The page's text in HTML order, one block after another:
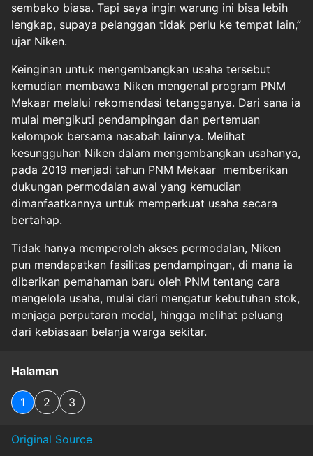
sembako biasa. Tapi saya ingin warung ini bisa lebih
lengkap, supaya pelanggan tidak perlu ke tempat lain,”
ujar Niken.
Keinginan untuk mengembangkan usaha tersebut
kemudian membawa Niken mengenal program PNM
Mekaar melalui rekomendasi tetangganya. Dari sana ia
mulai mengikuti pendampingan dan pertemuan
kelompok bersama nasabah lainnya. Melihat
kesungguhan Niken dalam mengembangkan usahanya,
pada 2019 menjadi tahun PNM Mekaar memberikan
dukungan permodalan awal yang kemudian
dimanfaatkannya untuk memperkuat usaha secara
bertahap.
Tidak hanya memperoleh akses permodalan, Niken
pun mendapatkan fasilitas pendampingan, di mana ia
diberikan pemahaman baru oleh PNM tentang cara
mengelola usaha, mulai dari mengatur kebutuhan stok,
menjaga perputaran modal, hingga melihat peluang
dari kebiasaan belanja warga sekitar.
Halaman
1 2 3
Original Source